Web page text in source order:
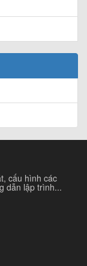
cấu hình các
dẫn lập trình...